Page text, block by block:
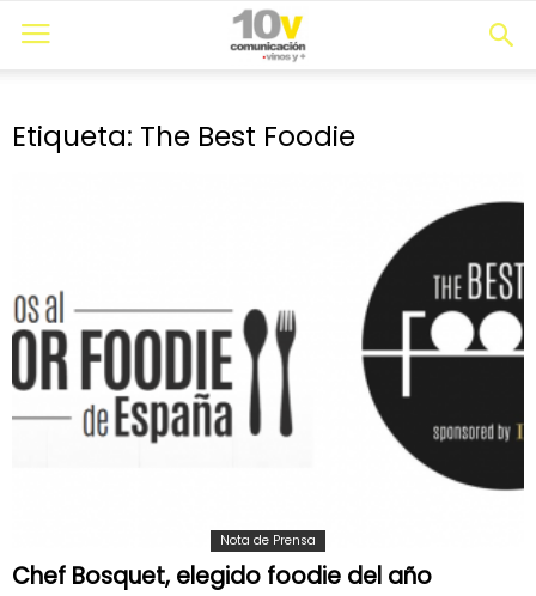
Etiqueta: The Best Foodie
Nota de Prensa
Chef Bosquet, elegido foodie del año